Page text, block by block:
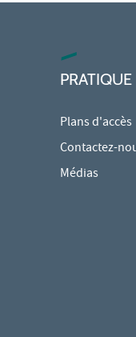
PRATIQUE
Plans d'accès
Contactez-
Médias